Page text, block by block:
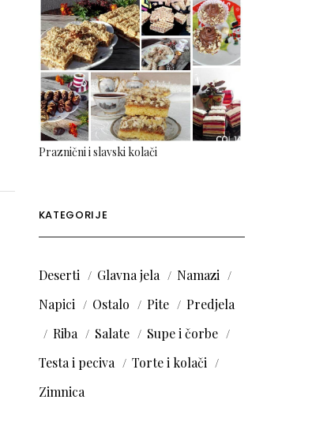
Praznični i slavski kolači
KATEGORIJE
Deserti Glavna jela
Namazi
Napici
Ostalo Pite
Predjela
Riba
Salate
Supe i čorbe
Testa i peciva
Torte i kolači
Zimnica